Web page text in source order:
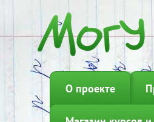
О проекте